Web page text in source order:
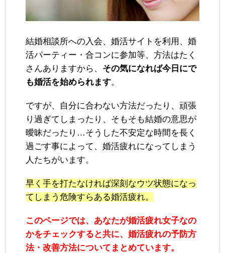
結婚相談所への入会、婚活サイトを利用、婚
活パーティー・合コンに参加等、方法はたく
さんありますから、 その気になれば今日にで
も婚活を始められます。
ですが、自分に合わない方法だったり、頑張
り過ぎてしまったり、そもそも結婚の意思が
曖昧だったり…そうした不安定な時間を長く
過ごす事によって、婚活疲れになってしまう
人たちがいます。
早く手を打たなければ深刻なウツ状態になっ
てしまう危険すらある婚活疲れ。
このページでは、あなたが婚活疲れ女子なの
かをチェックすると共に、婚活疲れの予防方
法・改善方法についてまとめています。